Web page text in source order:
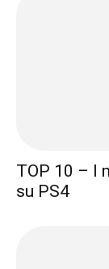
TOP 10 – I
su PS4